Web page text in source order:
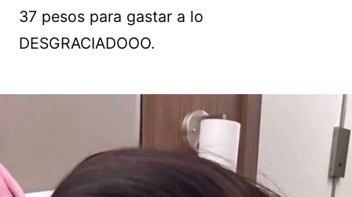
37 pesos para gastar a lo
DESGRACIADOOO.